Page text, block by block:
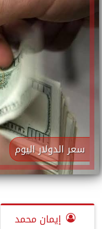
سعر الدولار اليوم
إيمان محمد